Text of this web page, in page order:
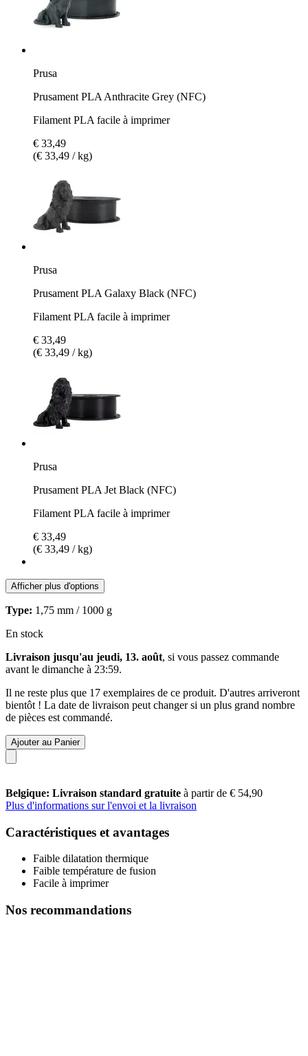
Prusa
Prusament PLA Anthracite Grey (NFC)
Filament PLA facile à imprimer
€ 33,49
(€ 33,49 / kg)
Prusa
Prusament PLA Galaxy Black (NFC)
Filament PLA facile à imprimer
€ 33,49
(€ 33,49 / kg)
Prusa
Prusament PLA Jet Black (NFC)
Filament PLA facile à imprimer
€ 33,49
(€ 33,49 / kg)
Afficher plus d'options
Type: 1,75 mm / 1000 g
En stock
Livraison jusqu'au jeudi, 13. août, si vous passez commande
avant le dimanche à 23:59.
Il ne reste plus que 17 exemplaires de ce produit. D'autres arriveront
bientôt ! La date de livraison peut changer si un plus grand nombre
de pièces est commandé.
Ajouter au Panier
Belgique: Livraison standard gratuite à partir de € 54,90
Plus d'informations sur l'envoi et la livraison
Caractéristiques et avantages
Faible dilatation thermique
Faible température de fusion
Facile à imprimer
Nos recommandations